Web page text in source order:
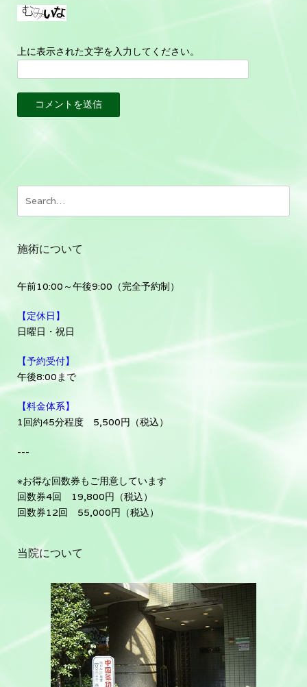
上に表示された文字を入力してください。
施術について
午前10:00～午後9:00（完全予約制）
【定休日】
日曜日・祝日
【予約受付】
午後8:00まで
【料金体系】
1回約45分程度 5,500円（税込）
---
※お得な回数券もご用意しています
回数券4回 19,800円（税込）
回数券12回 55,000円（税込）
当院について